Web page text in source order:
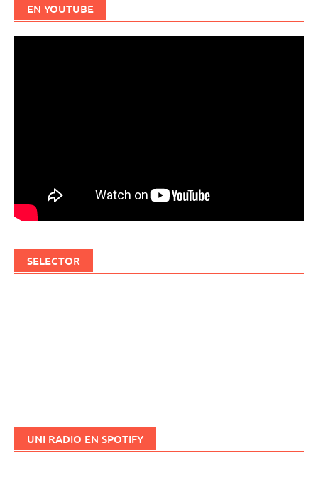
EN YOUTUBE
SELECTOR
UNI RADIO EN SPOTIFY